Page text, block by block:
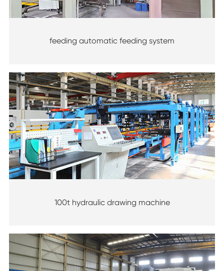
feeding automatic feeding system
100t hydraulic drawing machine